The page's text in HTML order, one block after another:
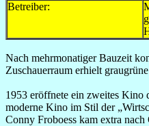
Betreiber:
Nach mehrmonatiger Bauzeit
Zuschauerraum erhielt
1953 eröffnete ein zweites Kino
moderne Kino im Stil der
Conny Froboess kam extra